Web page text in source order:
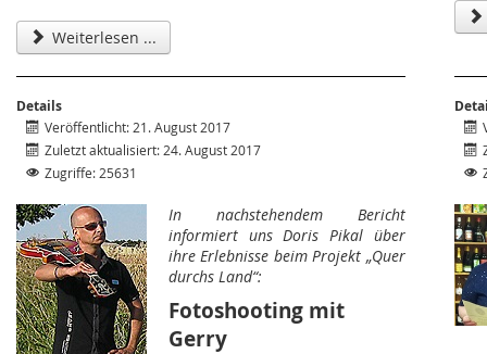
Weiterlesen ...
Details
Veröffentlicht: 21. August 2017
Zuletzt aktualisiert: 24. August 2017
Zugriffe: 25631
In nachstehendem Bericht
informiert uns Doris Pikal über
ihre Erlebnisse beim Projekt „Quer
durchs Land“:
Fotoshooting mit
Gerry